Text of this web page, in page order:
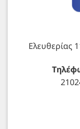
Ελευθερίας